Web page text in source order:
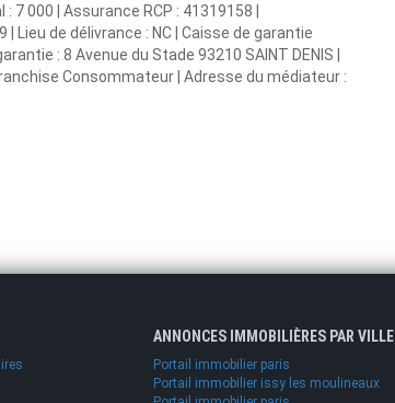
7 000 | Assurance RCP : 41319158 |
Lieu de délivrance : NC | Caisse de garantie
: 8 Avenue du Stade 93210 SAINT DENIS |
Consommateur | Adresse du médiateur :
ANNONCES IMMOBILIÈRES PAR VILLE
Portail immobilier paris
Portail immobilier issy les moulineaux